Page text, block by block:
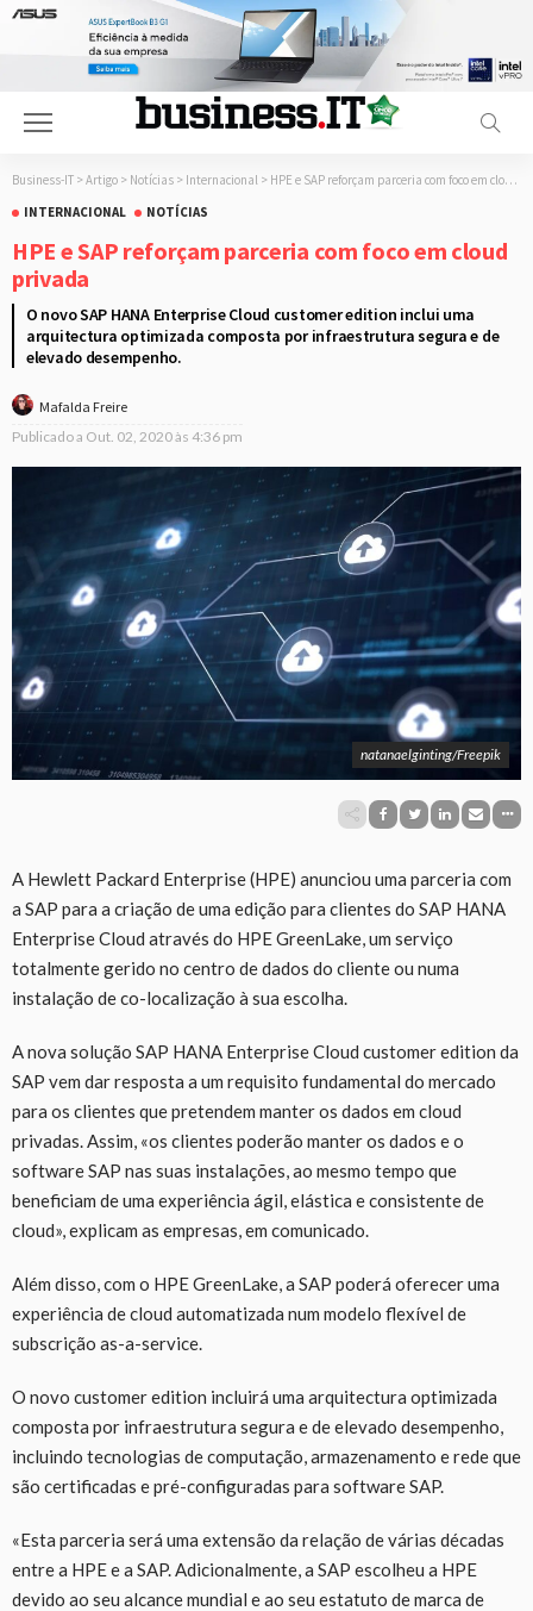
Business-IT > Artigo > Notícias > Internacional > HPE e SAP reforçam parceria com foco em cloud privada
INTERNACIONAL
NOTÍCIAS
HPE e SAP reforçam parceria com foco em cloud
privada
O novo SAP HANA Enterprise Cloud customer edition inclui uma
arquitectura optimizada composta por infraestrutura segura e de
elevado desempenho.
Mafalda Freire
Publicado a Out. 02, 2020 às 4:36 pm
natanaelginting/Freepik
A Hewlett Packard Enterprise (HPE) anunciou uma parceria com
a SAP para a criação de uma edição para clientes do SAP HANA
Enterprise Cloud através do HPE GreenLake, um serviço
totalmente gerido no centro de dados do cliente ou numa
instalação de co-localização à sua escolha.
A nova solução SAP HANA Enterprise Cloud customer edition da
SAP vem dar resposta a um requisito fundamental do mercado
para os clientes que pretendem manter os dados em cloud
privadas. Assim, «os clientes poderão manter os dados e o
software SAP nas suas instalações, ao mesmo tempo que
beneficiam de uma experiência ágil, elástica e consistente de
cloud», explicam as empresas, em comunicado.
Além disso, com o HPE GreenLake, a SAP poderá oferecer uma
experiência de cloud automatizada num modelo flexível de
subscrição as-a-service.
O novo customer edition incluirá uma arquitectura optimizada
composta por infraestrutura segura e de elevado desempenho,
incluindo tecnologias de computação, armazenamento e rede que
são certificadas e pré-configuradas para software SAP.
«Esta parceria será uma extensão da relação de várias décadas
entre a HPE e a SAP. Adicionalmente, a SAP escolheu a HPE
devido ao seu alcance mundial e ao seu estatuto de marca de